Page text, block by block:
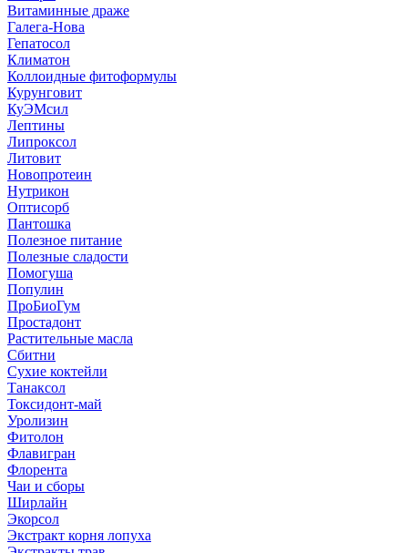
Витаминные драже
Галега-Нова
Гепатосол
Климатон
Коллоидные фитоформулы
Курунговит
КуЭМсил
Лептины
Липроксол
Литовит
Новопротеин
Нутрикон
Оптисорб
Пантошка
Полезное питание
Полезные сладости
Помогуша
Популин
ПроБиоГум
Простадонт
Растительные масла
Сбитни
Сухие коктейли
Танаксол
Токсидонт-май
Уролизин
Фитолон
Флавигран
Флорента
Чаи и сборы
Ширлайн
Экорсол
Экстракт корня лопуха